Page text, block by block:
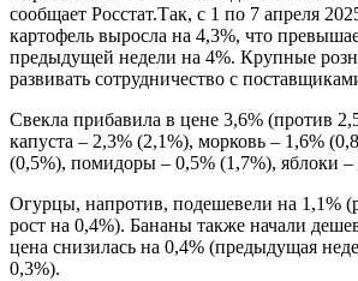
сообщает Росстат.Так, с 1 по 7 апреля
картофель выросла на 4,3%, что
предыдущей недели на 4%. Крупные
развивать сотрудничество с
Свекла прибавила в цене 3,6% (против
капуста – 2,3% (2,1%), морковь – 1,6%
(0,5%), помидоры – 0,5% (1,7%), яблоки –
Огурцы, напротив, подешевели на 1,1%
рост на 0,4%). Бананы также начали
цена снизилась на 0,4% (предыдущая
0,3%).